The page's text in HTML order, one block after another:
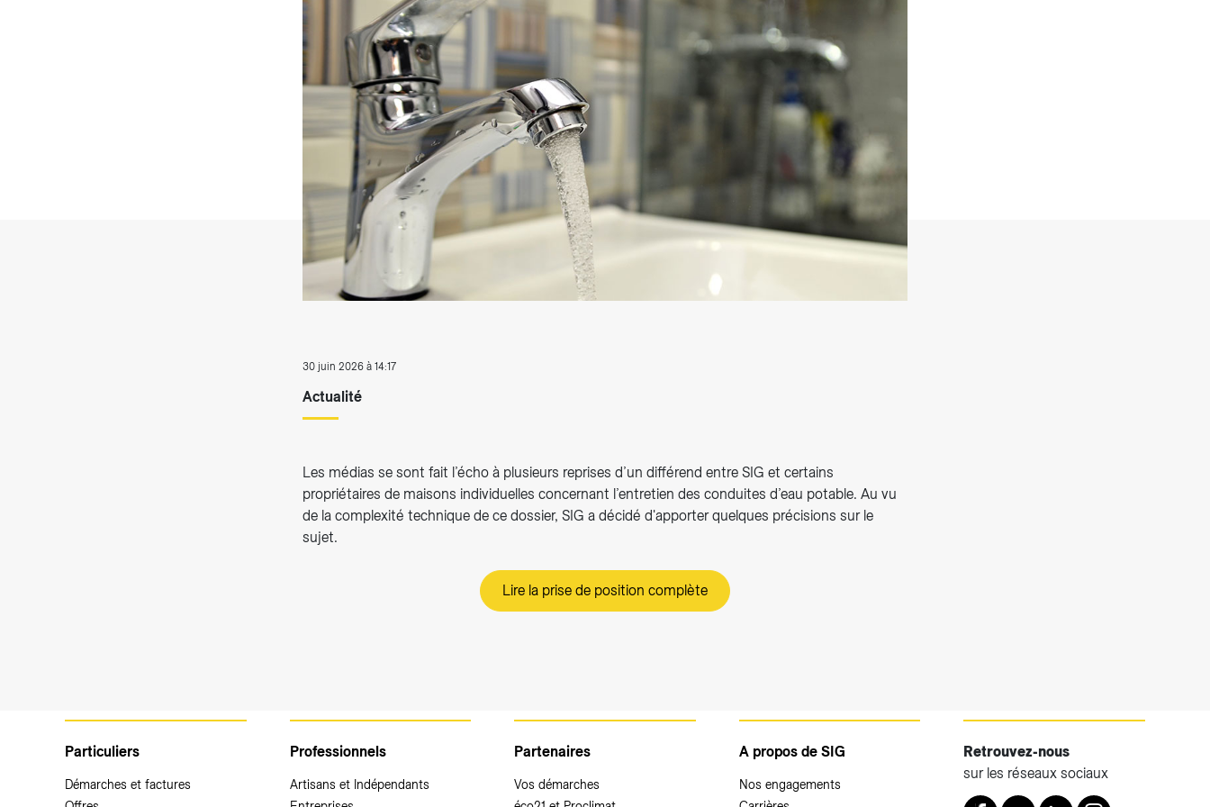
Composition des tarifs
Biogaz et Fonds Gaz Vitale Vert
Tarifs et règlements
30 juin 2026 à 14:17
Actualité
Les médias se sont fait l’écho à plusieurs reprises d’un différend entre SIG et certains
propriétaires de maisons individuelles concernant l’entretien des conduites d’eau potable. Au vu
de la complexité technique de ce dossier, SIG a décidé d'apporter quelques précisions sur le
sujet.
Lire la prise de position complète
Particuliers
Démarches et factures
Professionnels
Artisans et Indépendants
Partenaires
Vos démarches
A propos de SIG
Nos engagements
Retrouvez-nous
sur les réseaux sociaux